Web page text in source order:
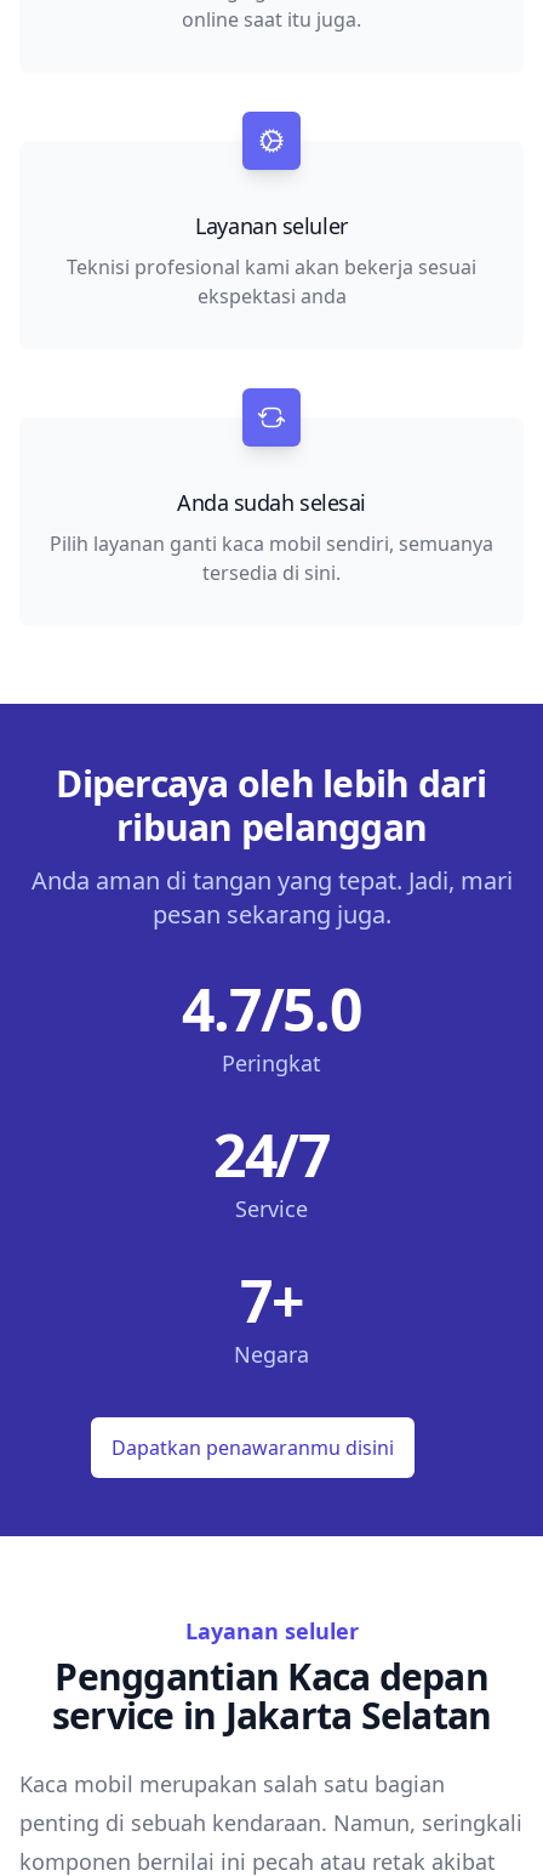
online saat itu juga.
Layanan seluler
Teknisi profesional kami akan bekerja sesuai
ekspektasi anda
Anda sudah selesai
Pilih layanan ganti kaca mobil sendiri, semuanya
tersedia di sini.
Dipercaya oleh lebih dari
ribuan pelanggan
Anda aman di tangan yang tepat. Jadi, mari
pesan sekarang juga.
Peringkat
4.7/5.0
Service
24/7
Negara
7+
Dapatkan penawaranmu disini
Layanan seluler
Penggantian Kaca depan
service in Jakarta Selatan
Kaca mobil merupakan salah satu bagian
penting di sebuah kendaraan. Namun, seringkali
komponen bernilai ini pecah atau retak akibat